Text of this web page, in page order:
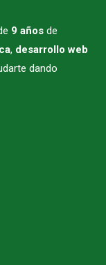
9 años de
, desarrollo web
dando